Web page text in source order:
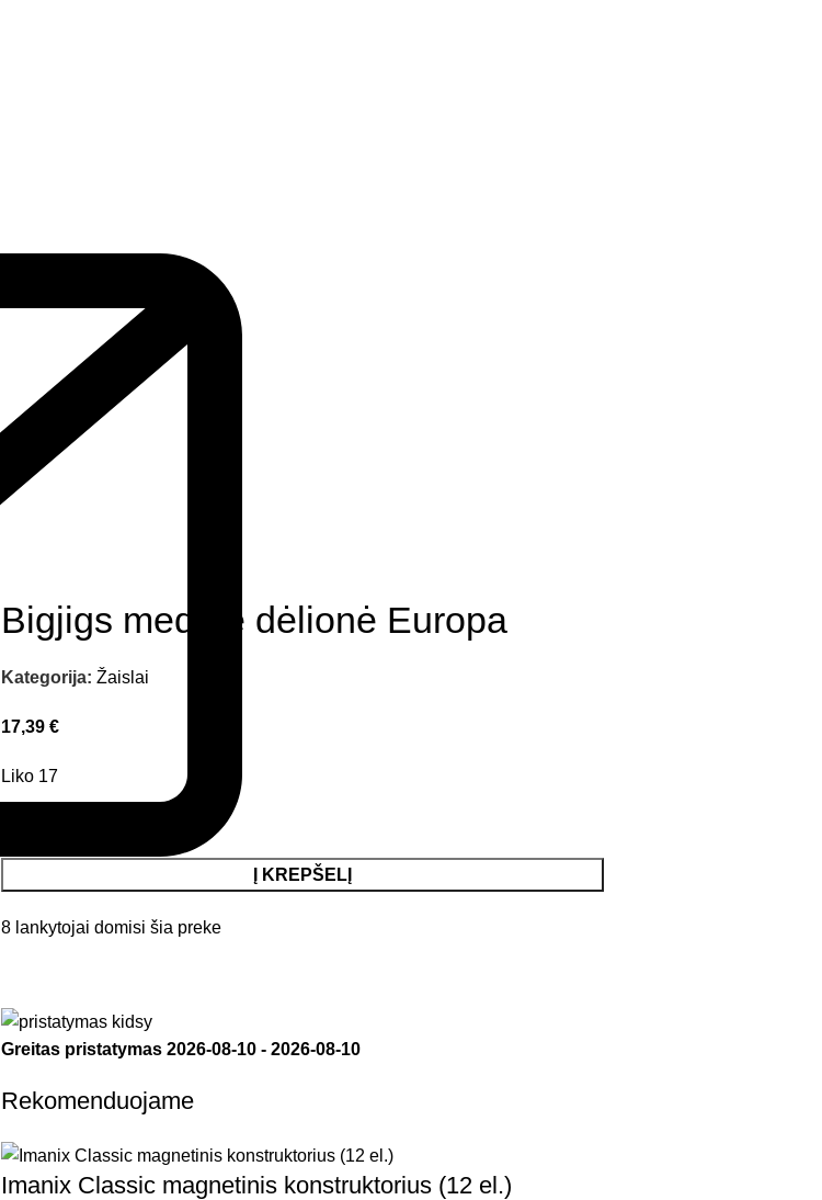
Bigjigs medinė dėlionė Europa
Kategorija: Žaislai
17,39 €
Liko 17
Į KREPŠELĮ
8 lankytojai domisi šia preke
Greitas pristatymas 2026-08-10 - 2026-08-10
Rekomenduojame
Imanix Classic magnetinis konstruktorius (12 el.)